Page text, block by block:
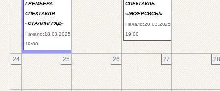
ПРЕМЬЕРА
СПЕКТАКЛЯ
«СТАЛИНГРАД»
Начало:18.03.2025
19:00
СПЕКТАКЛЬ
«ЭКЗЕРСИСЫ»
Начало:20.03.2025
19:00
24 25 26 27 28